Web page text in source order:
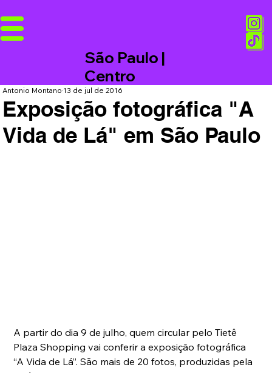
São Paulo |
Centro
Exposição fotográfica "A
Vida de Lá" em São Paulo
Antonio Montano13 de jul de 2016
A partir do dia 9 de julho, quem circular pelo Tietê
Plaza Shopping vai conferir a exposição fotográfica
“A Vida de Lá”. São mais de 20 fotos, produzidas pela